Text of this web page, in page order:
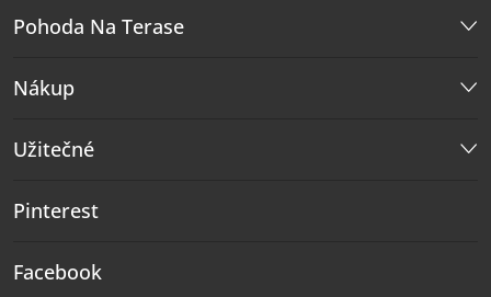
Pohoda Na Terase
Nákup
Užitečné
Pinterest
Facebook